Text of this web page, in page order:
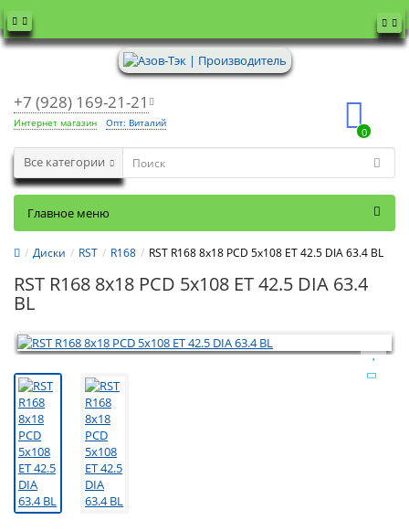
+7 (928) 169-21-21
Интернет магазин Опт: Виталий
0
Все категории
Главное меню
Диски RST R168 RST R168 8x18 PCD 5x108 ET 42.5 DIA 63.4 BL
RST R168 8x18 PCD 5x108 ET 42.5 DIA 63.4
BL